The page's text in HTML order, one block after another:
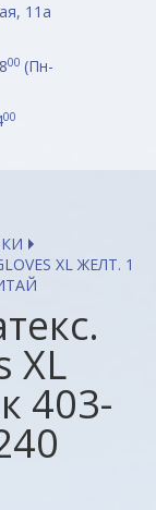
11а
00 (Пн-
00
XL ЖЕЛТ. 1
XL
403-